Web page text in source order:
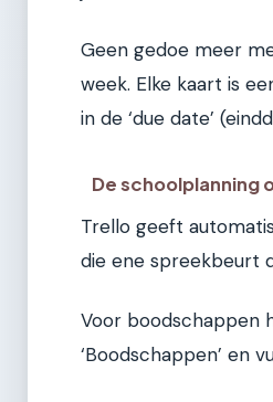
Geen gedoe meer
week. Elke kaart is
in de ‘due date’
De schoolplanning
Trello geeft
die ene spreekbeurt
Voor boodschappen
‘Boodschappen’ en